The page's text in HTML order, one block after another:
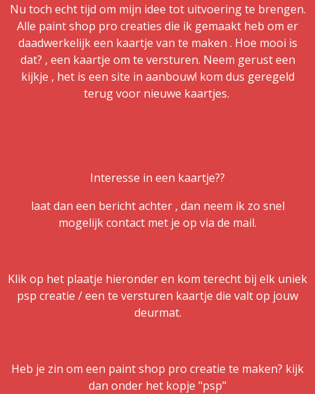
Nu toch echt tijd om mijn idee tot uitvoering te brengen.
Alle paint shop pro creaties die ik gemaakt heb om er
daadwerkelijk een kaartje van te maken . Hoe mooi is
dat? , een kaartje om te versturen. Neem gerust een
kijkje , het is een site in aanbouw! kom dus geregeld
terug voor nieuwe kaartjes.
Interesse in een kaartje??
laat dan een bericht achter , dan neem ik zo snel
mogelijk contact met je op via de mail.
Klik op het plaatje hieronder en kom terecht bij elk uniek
psp creatie / een te versturen kaartje die valt op jouw
deurmat.
Heb je zin om een paint shop pro creatie te maken? kijk
dan onder het kopje "psp"